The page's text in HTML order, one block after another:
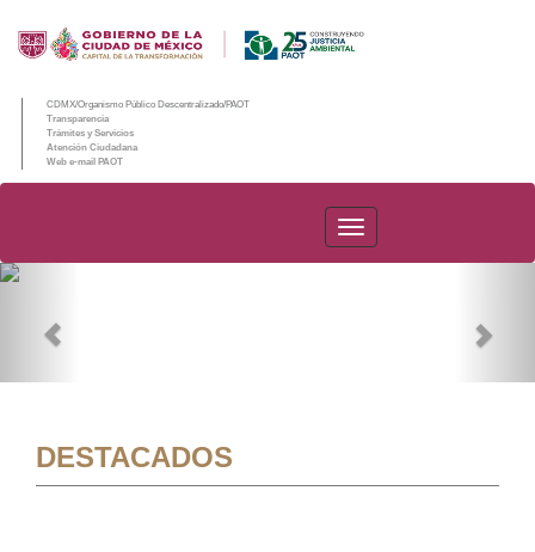
CDMX/Organismo Público Descentralizado/PAOT
Transparencia
Trámites y Servicios
Atención Ciudadana
Web e-mail PAOT
PAOT
DESTACADOS